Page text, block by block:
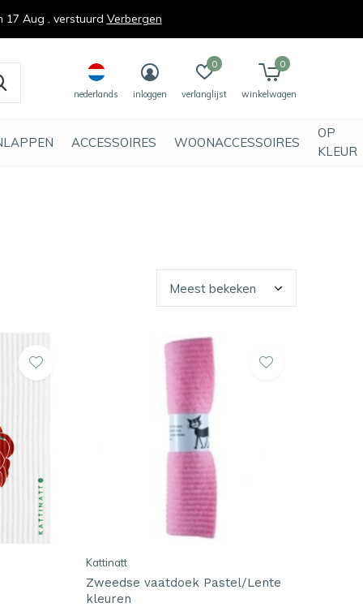
ACCESSOIRES WOONACCESSOIRES
OP
KLEUR
nederlands inloggen verlanglijst
0
winkelwagen
0
Kattinatt
Zweedse vaatdoek Pastel/Lente
kleuren
Aug . verstuurd Verbergen